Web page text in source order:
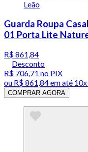
Guarda Roupa
01 Porta Lite
R$ 861,84
Desconto
R$ 706,71 no PIX
ou R$ 861,84em até
COMPRAR AGORA